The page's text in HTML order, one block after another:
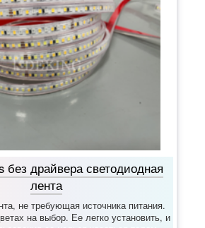
без драйвера светодиодная
лента
не требующая источника питания.
на выбор. Ее легко установить, и